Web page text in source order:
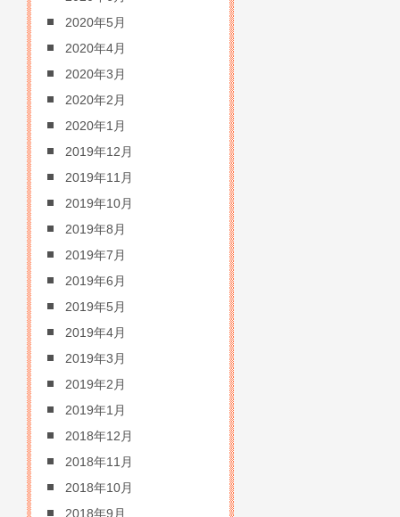
2020年5月
2020年4月
2020年3月
2020年2月
2020年1月
2019年12月
2019年11月
2019年10月
2019年8月
2019年7月
2019年6月
2019年5月
2019年4月
2019年3月
2019年2月
2019年1月
2018年12月
2018年11月
2018年10月
2018年9月